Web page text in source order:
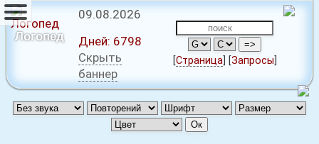
Логопед
09.08.2026
Дней: 6798
Скрыть
баннер
[Страница [Запросы